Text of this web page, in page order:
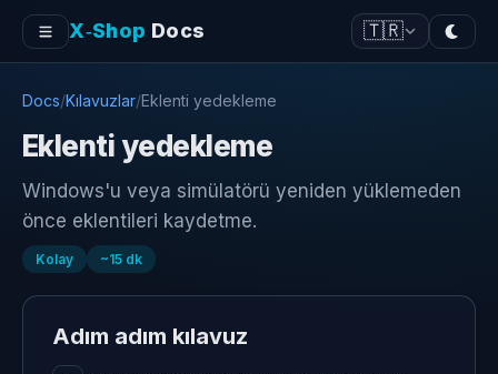
X‑Shop Docs 🇹🇷
Docs/Kılavuzlar/Eklenti yedekleme
Eklenti yedekleme
Windows'u veya simülatörü yeniden yüklemeden
önce eklentileri kaydetme.
Kolay ~15 dk
Adım adım kılavuz